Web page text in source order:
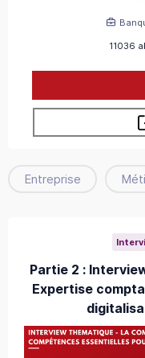
11036
Entreprise
Partie 2 :
Expertise